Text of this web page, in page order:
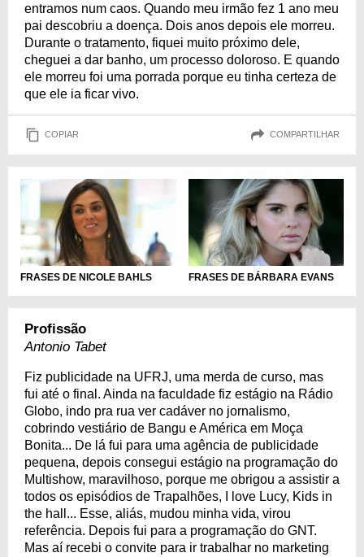
entramos num caos. Quando meu irmão fez 1 ano meu
pai descobriu a doença. Dois anos depois ele morreu.
Durante o tratamento, fiquei muito próximo dele,
cheguei a dar banho, um processo doloroso. E quando
ele morreu foi uma porrada porque eu tinha certeza de
que ele ia ficar vivo.
COPIAR COMPARTILHAR
FRASES DE NICOLE BAHLS FRASES DE BÁRBARA EVANS
Profissão
Antonio Tabet
Fiz publicidade na UFRJ, uma merda de curso, mas
fui até o final. Ainda na faculdade fiz estágio na Rádio
Globo, indo pra rua ver cadáver no jornalismo,
cobrindo vestiário de Bangu e América em Moça
Bonita... De lá fui para uma agência de publicidade
pequena, depois consegui estágio na programação do
Multishow, maravilhoso, porque me obrigou a assistir a
todos os episódios de Trapalhões, I love Lucy, Kids in
the hall... Esse, aliás, mudou minha vida, virou
referência. Depois fui para a programação do GNT.
Mas aí recebi o convite para ir trabalhar no marketing